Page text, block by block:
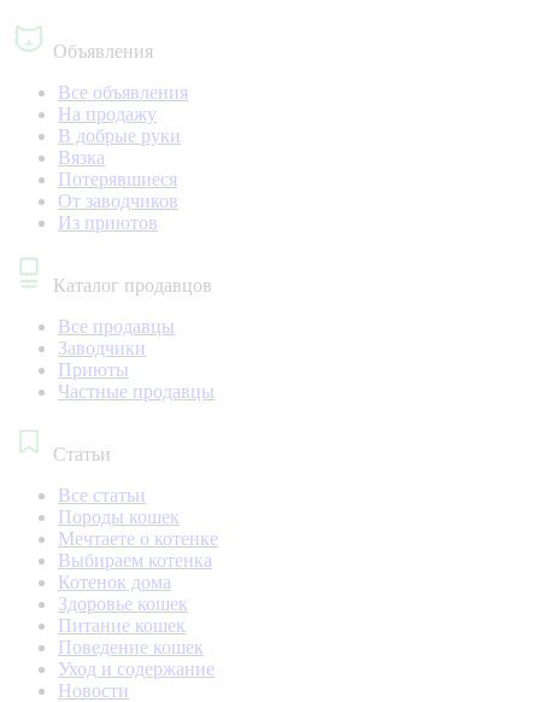
Объявления
Все объявления
На продажу
В добрые руки
Вязка
Потерявшиеся
От заводчиков
Из приютов
Каталог продавцов
Все продавцы
Заводчики
Приюты
Частные продавцы
Статьи
Все статьи
Породы кошек
Мечтаете о котенке
Выбираем котенка
Котенок дома
Здоровье кошек
Питание кошек
Поведение кошек
Уход и содержание
Новости